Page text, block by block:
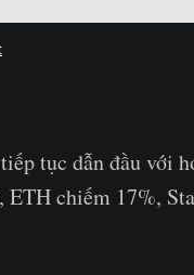
tục dẫn đầu với
chiếm 17%,